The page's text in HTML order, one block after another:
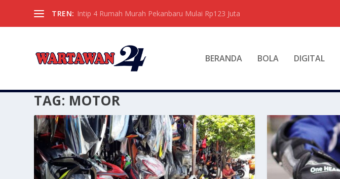
TREN: Intip 4 Rumah Murah Pekanbaru Mulai Rp123 Juta
BERANDA BOLA DIGITAL
TAG: MOTOR